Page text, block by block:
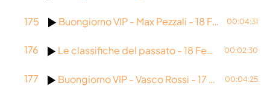
175 Buongiorno VIP - Max Pezzali - 18 Febbraio 2026 00:04:31
176 Le classifiche del passato - 18 Febbraio 2026 00:02:30
177 Buongiorno VIP - Vasco Rossi - 17 febbraio 2026 00:04:25